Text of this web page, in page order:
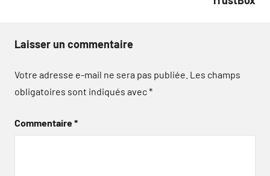
Laisser un commentaire
Votre adresse e-mail ne sera pas publiée. Les champs
obligatoires sont indiqués avec*
Commentaire*